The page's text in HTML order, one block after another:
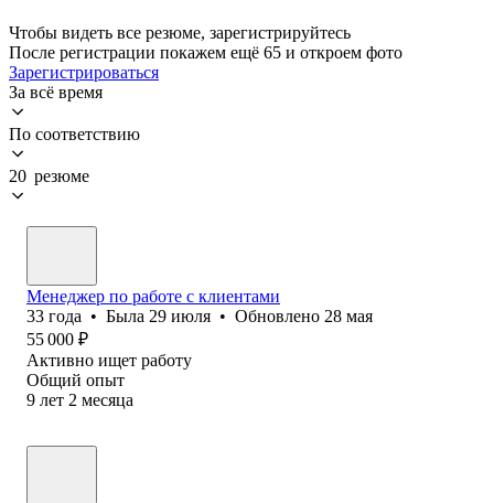
Чтобы видеть все резюме, зарегистрируйтесь
После регистрации покажем ещё 65 и откроем фото
Зарегистрироваться
За всё время
По соответствию
20 резюме
Менеджер по работе с клиентами
33 года • Была 29 июля • Обновлено 28 мая
55 000 ₽
Активно ищет работу
Общий опыт
9 лет 2 месяца